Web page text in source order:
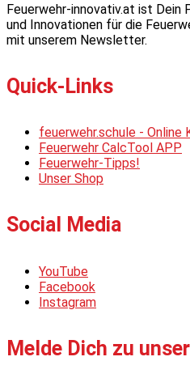
Feuerwehr-innovativ.at ist Dein
und Innovationen für die
mit unserem Newsletter.
Quick-Links
feuerwehr.schule - Online
Feuerwehr CalcTool APP
Feuerwehr-Tipps!
Unser Shop
Social Media
YouTube
Facebook
Instagram
Melde Dich zu